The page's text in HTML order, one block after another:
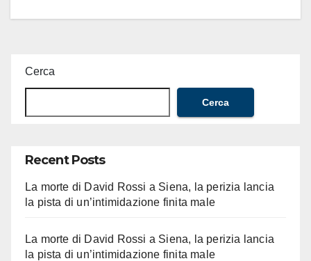
Cerca
Cerca
Recent Posts
La morte di David Rossi a Siena, la perizia lancia
la pista di un’intimidazione finita male
La morte di David Rossi a Siena, la perizia lancia
la pista di un’intimidazione finita male